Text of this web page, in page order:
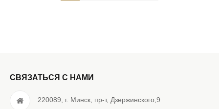
СВЯЗАТЬСЯ С НАМИ
220089, г. Минск, пр-т, Дзержинского,9